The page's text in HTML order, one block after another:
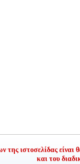
ιστοσελίδας είναι
και του